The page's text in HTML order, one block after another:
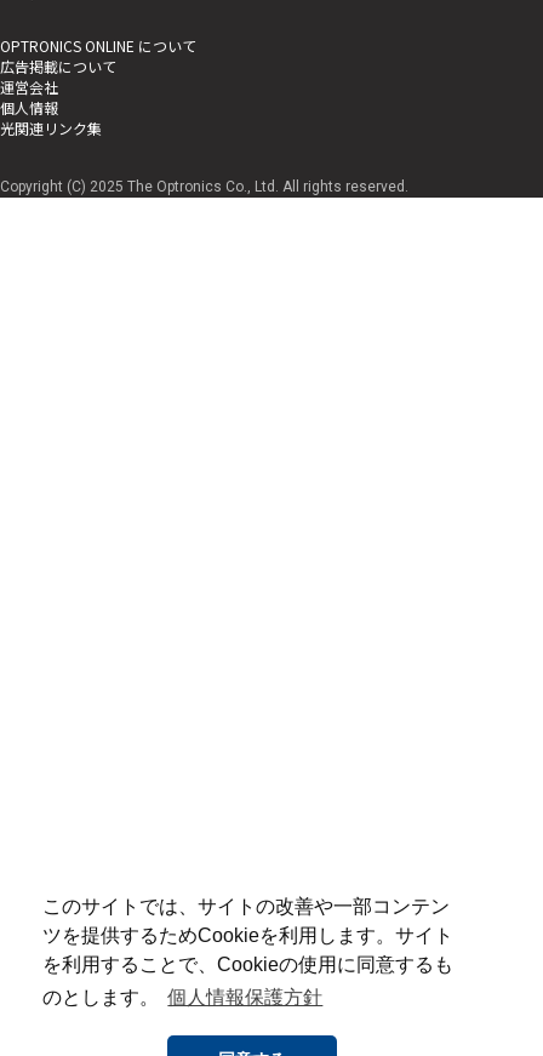
このサイトでは、サイトの改善や一部コンテン
ツを提供するためCookieを利用します。サイト
を利用することで、Cookieの使用に同意するも
のとします。
個人情報保護方針
OPTRONICS ONLINE について
広告掲載について
運営会社
個人情報
光関連リンク集
Copyright (C) 2025 The Optronics Co., Ltd. All rights reserved.